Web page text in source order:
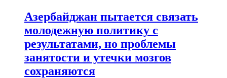
Азербайджан пытается связать
молодежную политику с
результатами, но проблемы
занятости и утечки мозгов
сохраняются